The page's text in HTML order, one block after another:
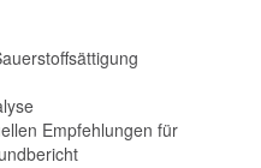
Empfehlungen für